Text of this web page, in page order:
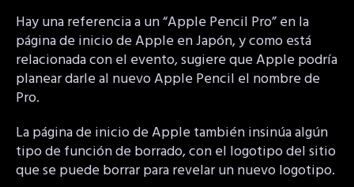
Hay una referencia a un “Apple Pencil Pro” en la
página de inicio de Apple en Japón, y como está
relacionada con el evento, sugiere que Apple podría
planear darle al nuevo Apple Pencil el nombre de
Pro.
La página de inicio de Apple también insinúa algún
tipo de función de borrado, con el logotipo del sitio
que se puede borrar para revelar un nuevo logotipo.